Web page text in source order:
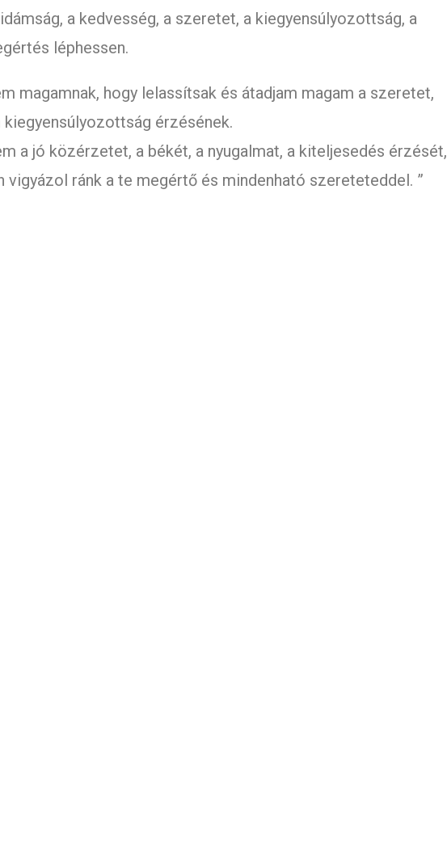
a kedvesség, a szeretet, a kiegyensúlyozottság, a
léphessen.
magamnak, hogy lelassítsak és átadjam magam a szeretet,
érzésének.
a jó közérzetet, a békét, a nyugalmat, a kiteljesedés érzését,
vigyázol ránk a te megértő és mindenható szereteteddel. ”